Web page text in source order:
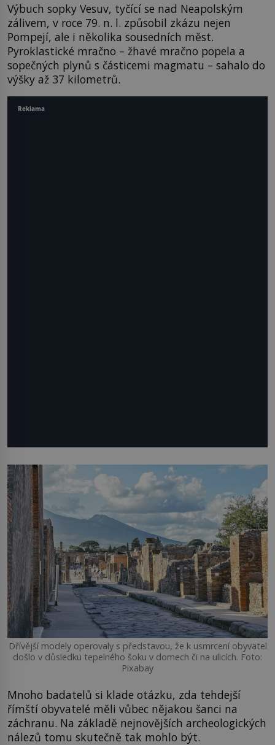
Výbuch sopky Vesuv, tyčící se nad Neapolským
zálivem, v roce 79. n. l. způsobil zkázu nejen
Pompejí, ale i několika sousedních měst.
Pyroklastické mračno – žhavé mračno popela a
sopečných plynů s částicemi magmatu – sahalo do
výšky až 37 kilometrů.
Dřívější modely operovaly s představou, že k usmrcení obyvatel
došlo v důsledku tepelného šoku v domech či na ulicích. Foto:
Pixabay
Mnoho badatelů si klade otázku, zda tehdejší
římští obyvatelé měli vůbec nějakou šanci na
záchranu. Na základě nejnovějších archeologických
nálezů tomu skutečně tak mohlo být.
Reklama